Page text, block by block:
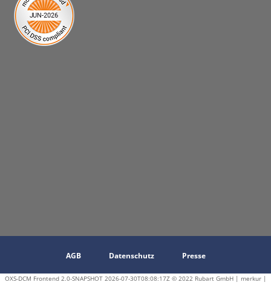
AGB Datenschutz Presse
OXS-DCM Frontend 2.0-SNAPSHOT 2026-07-30T08:08:17Z © 2022 Rubart GmbH | merkur |